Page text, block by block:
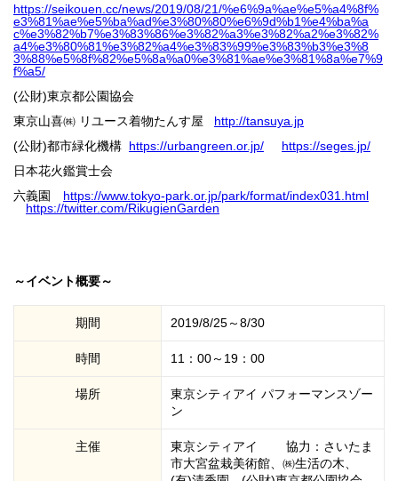
https://seikouen.cc/news/2019/08/21/%e6%9a%ae%e5%a4%8f%
e3%81%ae%e5%ba%ad%e3%80%80%e6%9d%b1%e4%ba%a
c%e3%82%b7%e3%83%86%e3%82%a3%e3%82%a2%e3%82%
a4%e3%80%81%e3%82%a4%e3%83%99%e3%83%b3%e3%8
3%88%e5%8f%82%e5%8a%a0%e3%81%ae%e3%81%8a%e7%9
f%a5/
(公財)東京都公園協会
東京山喜㈱ リユース着物たんす屋 http://tansuya.jp
(公財)都市緑化機構 https://urbangreen.or.jp/
https://seges.jp/
日本花火鑑賞士会
六義園 https://www.tokyo-park.or.jp/park/format/index031.html
https://twitter.com/RikugienGarden
～イベント概要～
期間 2019/8/25～8/30
時間 11：00～19：00
場所
東京シティアイ パフォーマンスゾー
ン
主催
東京シティアイ 協力：さいたま
市大宮盆栽美術館、㈱生活の木、